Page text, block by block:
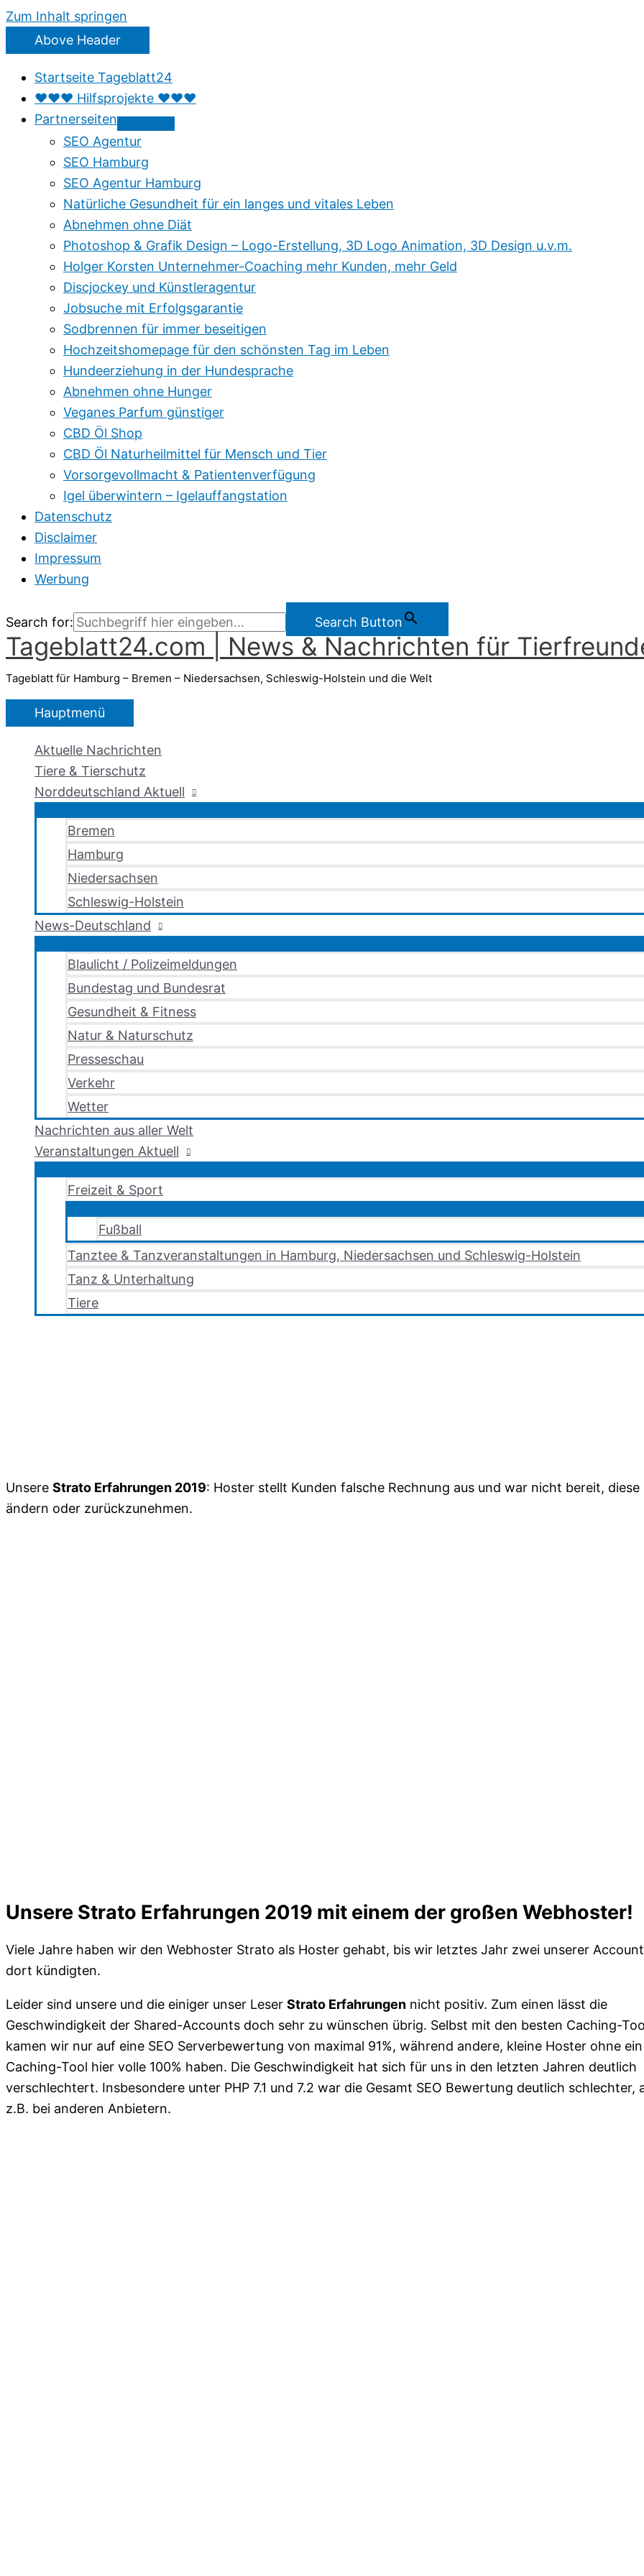
Zum Inhalt springen
Above Header
Startseite Tageblatt24
♥♥♥ Hilfsprojekte ♥♥♥
Partnerseiten
SEO Agentur
SEO Hamburg
SEO Agentur Hamburg
Natürliche Gesundheit für ein langes und vitales Leben
Abnehmen ohne Diät
Photoshop & Grafik Design – Logo-Erstellung, 3D Logo Animation, 3D Design u.v.m.
Holger Korsten Unternehmer-Coaching mehr Kunden, mehr Geld
Discjockey und Künstleragentur
Jobsuche mit Erfolgsgarantie
Sodbrennen für immer beseitigen
Hochzeitshomepage für den schönsten Tag im Leben
Hundeerziehung in der Hundesprache
Abnehmen ohne Hunger
Veganes Parfum günstiger
CBD Öl Shop
CBD Öl Naturheilmittel für Mensch und Tier
Vorsorgevollmacht & Patientenverfügung
Igel überwintern – Igelauffangstation
Datenschutz
Disclaimer
Impressum
Werbung
Search for: Search Button
Tageblatt24.com | News & Nachrichten für
Tageblatt für Hamburg – Bremen – Niedersachsen, Schleswig-Holstein und die Welt
Hauptmenü
Aktuelle Nachrichten
Tiere & Tierschutz
Norddeutschland Aktuell
Bremen
Hamburg
Niedersachsen
Schleswig-Holstein
News-Deutschland
Blaulicht / Polizeimeldungen
Bundestag und Bundesrat
Gesundheit & Fitness
Natur & Naturschutz
Presseschau
Verkehr
Wetter
Nachrichten aus aller Welt
Veranstaltungen Aktuell
Freizeit & Sport
Fußball
Tanztee & Tanzveranstaltungen in Hamburg, Niedersachsen und Schleswig-Holstein
Tanz & Unterhaltung
Tiere
Unsere Strato Erfahrungen 2019: Hoster stellt Kunden falsche Rechnung aus und war nicht bereit, diese
ändern oder zurückzunehmen.
Unsere Strato Erfahrungen 2019 mit einem der großen Webhoster!
Viele Jahre haben wir den Webhoster Strato als Hoster gehabt, bis wir letztes Jahr zwei unserer
dort kündigten.
Leider sind unsere und die einiger unser Leser Strato Erfahrungen nicht positiv. Zum einen lässt die
Geschwindigkeit der Shared-Accounts doch sehr zu wünschen übrig. Selbst mit den besten Caching-
kamen wir nur auf eine SEO Serverbewertung von maximal 91%, während andere, kleine Hoster ohne ein
Caching-Tool hier volle 100% haben. Die Geschwindigkeit hat sich für uns in den letzten Jahren deutlich
verschlechtert. Insbesondere unter PHP 7.1 und 7.2 war die Gesamt SEO Bewertung deutlich schlechter,
z.B. bei anderen Anbietern.